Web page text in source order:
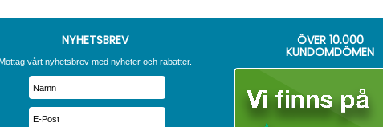
NYHETSBREV
vårt nyhetsbrev med nyheter och rabatter.
ÖVER 10.000
KUNDOMDÖMEN